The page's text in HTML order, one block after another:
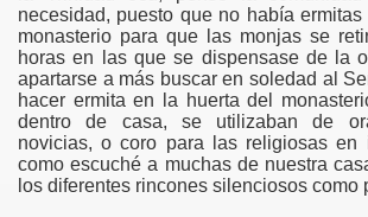
necesidad, puesto que no había ermitas
monasterio para que las monjas se
horas en las que se dispensase de la
apartarse a más buscar en soledad al
hacer ermita en la huerta del
dentro de casa, se utilizaban de
novicias, o coro para las religiosas en
como escuché a muchas de nuestra
los diferentes rincones silenciosos como